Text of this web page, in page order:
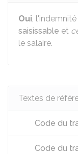
Oui,
saisissable et
le salaire.
Textes de
Code du
Code du